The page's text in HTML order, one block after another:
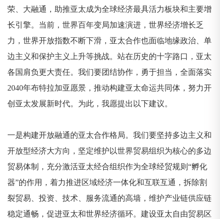
荣、大融通，助推亚太成为全球经济最具活力板块和主要增
长引擎。当前，世界百年变局加速演进，世界经济增长乏
力，世界开放指数不断下滑，亚太合作也面临地缘政治、单
边主义和保护主义上升等挑战。站在历史的十字路口，亚太
各国肩负更大责任。我们要团结协作，勇于担当，全面落实
2040年布特拉加亚愿景，推动构建亚太命运共同体，努力开
创亚太发展新时代。为此，我愿提出以下建议。
一是构建开放融通的亚太合作格局。我们要坚持多边主义和
开放型经济大方向，坚定维护以世界贸易组织为核心的多边
贸易体制，充分激活亚太经合组织作为全球经贸规则“孵化
器”的作用，着力推进区域经济一体化和互联互通，拆除割
裂贸易、投资、技术、服务流通的高墙，维护产业链供应链
稳定通畅，促进亚太和世界经济循环。建设亚太自由贸易区